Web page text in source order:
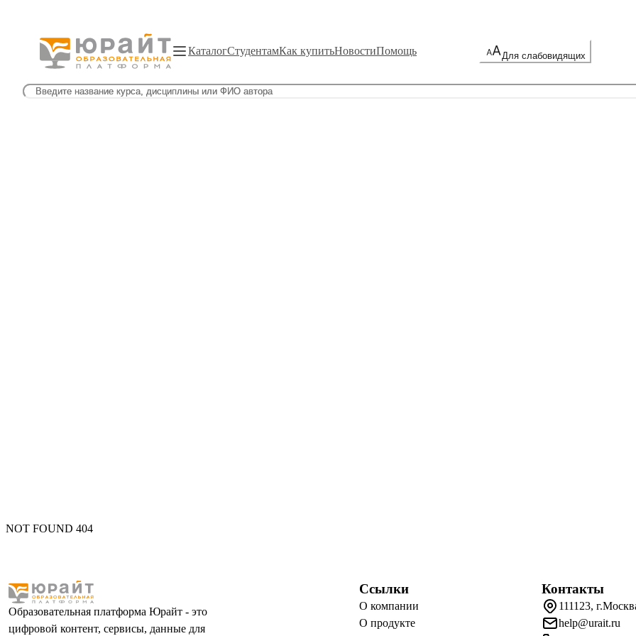
КаталогСтудентамКак купитьНовостиПомощь Для слабовидящих
NOT FOUND 404
Образовательная платформа Юрайт - это
цифровой контент, сервисы, данные для
Ссылки
О компании
О продукте
Контакты
111123,
help@urait.ru